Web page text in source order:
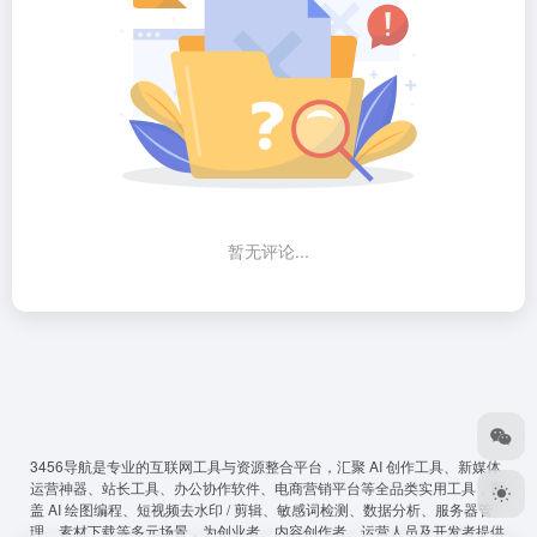
暂无评论...
3456导航是专业的互联网工具与资源整合平台，汇聚 AI 创作工具、新媒体
运营神器、站长工具、办公协作软件、电商营销平台等全品类实用工具，覆
盖 AI 绘图编程、短视频去水印 / 剪辑、敏感词检测、数据分析、服务器管
理、素材下载等多元场景，为创业者、内容创作者、运营人员及开发者提供